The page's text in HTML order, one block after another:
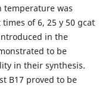
temperature was
of 6, 25 y 50 gcat
in the
to be
in their synthesis.
B17 proved to be